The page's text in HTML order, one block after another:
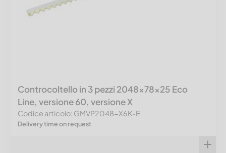
Controcoltello in 3 pezzi 2048x78x25 Eco
Line, versione 60, versione X
Codice articolo: GMVP2048-X6K-E
Delivery time on request